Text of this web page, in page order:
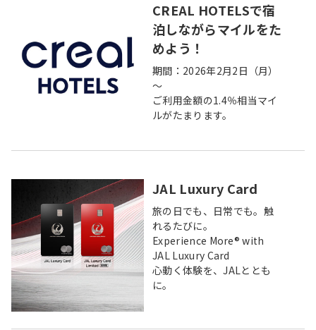
CREAL HOTELSで宿
泊しながらマイルをた
めよう！
期間：2026年2月2日（月）
～
ご利用金額の1.4％相当マイ
ルがたまります。
JAL Luxury Card
旅の日でも、日常でも。触
れるたびに。
Experience More® with
JAL Luxury Card
心動く体験を、JALととも
に。